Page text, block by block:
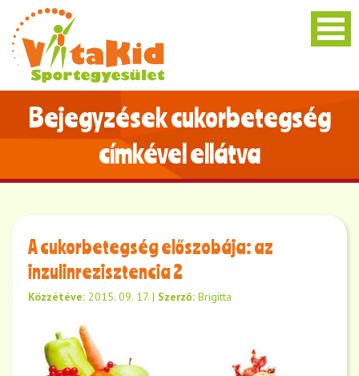
Bejegyzések cukorbetegség
címkével ellátva
A cukorbetegség előszobája: az
inzulinrezisztencia 2
Közzétéve: 2015. 09. 17. | Szerző: Brigitta